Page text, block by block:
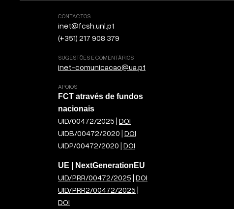
CONTACTOS
inet@fcsh.unl.pt
(+351) 217 908 379
SUGESTÕES E COMENTÁRIOS
inet-comunicacao@ua.pt
APOIOS
FCT através de fundos
nacionais
UID/00472/2025 | DOI
UIDB/00472/2020 | DOI
UIDP/00472/2020 | DOI
UE | NextGenerationEU
UID/PRR/00472/2025 | DOI
UID/PRR2/00472/2025 |
DOI